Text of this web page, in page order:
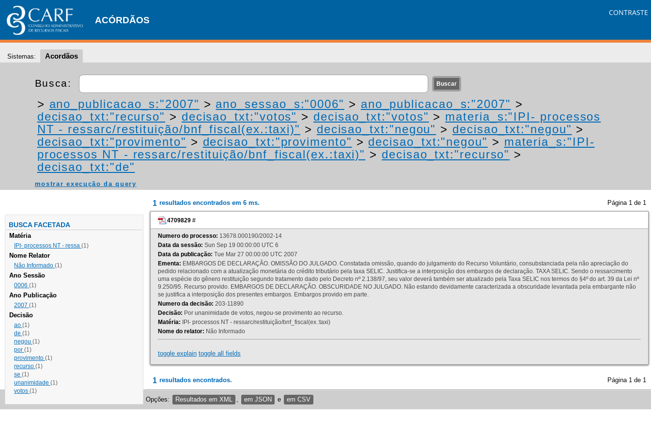
ACÓRDÃOS
CONTRASTE
Sistemas: Acordãos
Busca:
> ano_publicacao_s:"2007" > ano_sessao_s:"0006" > ano_publicacao_s:"2007" >
decisao_txt:"recurso" > decisao_txt:"votos" > decisao_txt:"votos" > materia_s:"IPI- processos
NT - ressarc/restituição/bnf_fiscal(ex.:taxi)" > decisao_txt:"negou" > decisao_txt:"negou" >
decisao_txt:"provimento" > decisao_txt:"provimento" > decisao_txt:"negou" > materia_s:"IPI-
processos NT - ressarc/restituição/bnf_fiscal(ex.:taxi)" > decisao_txt:"recurso" >
decisao_txt:"de"
mostrar execução da query
BUSCA FACETADA
Matéria
IPI- processos NT - ressa (1)
Nome Relator
Não Informado (1)
Ano Sessão
0006 (1)
Ano Publicação
2007 (1)
Decisão
ao (1)
de (1)
negou (1)
por (1)
provimento (1)
recurso (1)
se (1)
unanimidade (1)
votos (1)
1 resultados encontrados em 6 ms. Página 1 de 1
4709829 #
Numero do processo: 13678.000190/2002-14
Data da sessão: Sun Sep 19 00:00:00 UTC 6
Data da publicação: Tue Mar 27 00:00:00 UTC 2007
Ementa: EMBARGOS DE DECLARAÇÃO. OMISSÃO DO JULGADO. Constatada omissão, quando do julgamento do Recurso Voluntário, consubstanciada pela não apreciação do
pedido relacionado com a atualização monetária do crédito tributário pela taxa SELIC. Justifica-se a interposição dos embargos de declaração. TAXA SELIC. Sendo o ressarcimento
uma espécie do gênero restituição segundo tratamento dado pelo Decreto nº 2.138/97, seu valor deverá também ser atualizado pela Taxa SELIC nos termos do §4º do art. 39 da Lei nº
9.250/95. Recurso provido. EMBARGOS DE DECLARAÇÃO. OBSCURIDADE NO JULGADO. Não estando devidamente caracterizada a obscuridade levantada pela embargante não
se justifica a interposição dos presentes embargos. Embargos provido em parte.
Numero da decisão: 203-11890
Decisão: Por unanimidade de votos, negou-se provimento ao recurso.
Matéria: IPI- processos NT - ressarc/restituição/bnf_fiscal(ex.:taxi)
Nome do relator: Não Informado
toggle explain toggle all fields
1 resultados encontrados. Página 1 de 1
Opções: Resultados em XML em JSON e em CSV